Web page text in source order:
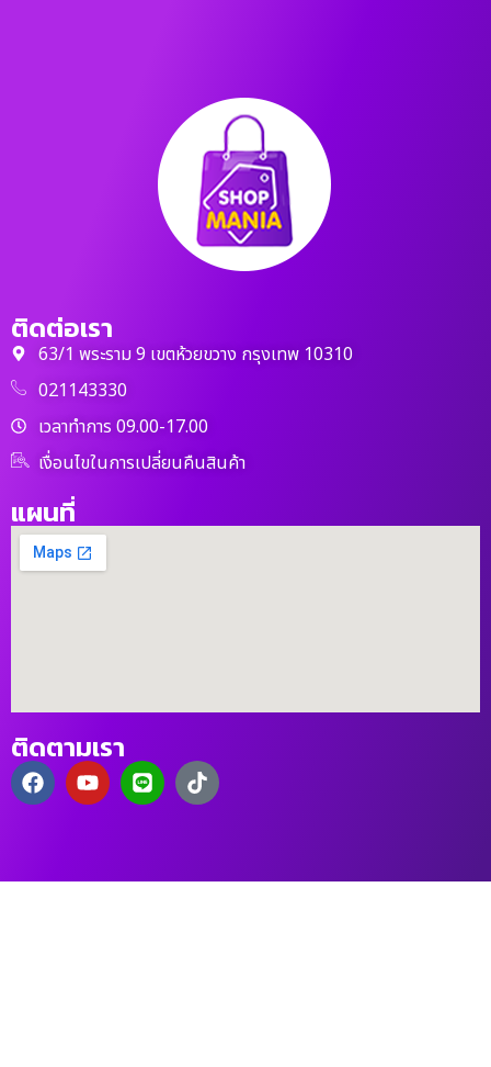
ติดต่อเรา
63/1 พระราม 9 เขตห้วยขวาง กรุงเทพ 10310
021143330
เวลาทำการ 09.00-17.00
เงื่อนไขในการเปลี่ยนคืนสินค้า
แผนที่
ติดตามเรา